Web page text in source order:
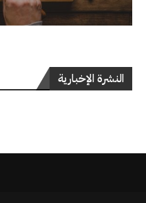
النشرة الإخبارية